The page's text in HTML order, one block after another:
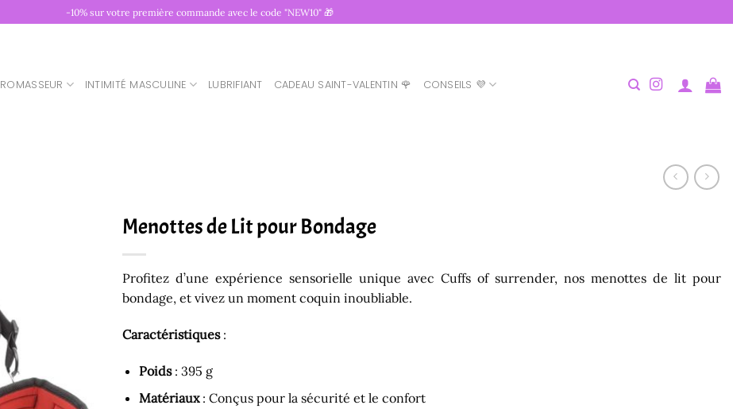
-10% sur votre première commande avec le code "NEW10" 🎁
INTIMITÉ MASCULINE LUBRIFIANT CADEAU SAINT-VALENTIN 🌹 CONSEILS 💜
Menottes de Lit pour Bondage
Profitez d’une expérience sensorielle unique avec Cuffs of surrender, nos menottes de lit pour
bondage, et vivez un moment coquin inoubliable.
Caractéristiques:
Poids: 395 g
Matériaux: Conçus pour la sécurité et le confort